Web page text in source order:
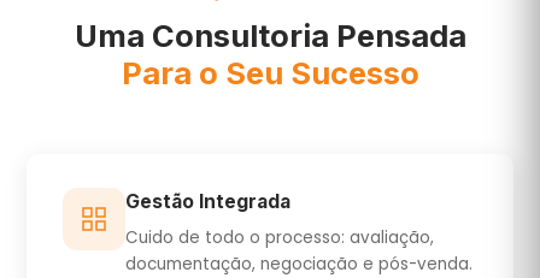
Uma Consultoria Pensada
Para o Seu Sucesso
Gestão Integrada
Cuido de todo o processo: avaliação,
documentação, negociação e pós-venda.